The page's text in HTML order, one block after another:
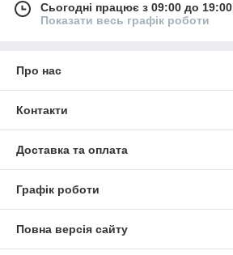
Сьогодні працює з 09:00 до 19:00
Показати весь графік роботи
Про нас
Контакти
Доставка та оплата
Графік роботи
Повна версія сайту